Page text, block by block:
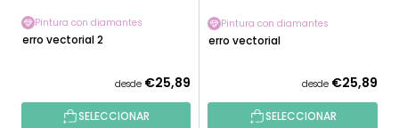
T
O
O
D
T
Pintura con diamantes
Perro vectorial 2
desde €25,89
SELECCIONAR
Pintura con diamantes
Perro vectorial
desde €25,89
SELECCIONAR